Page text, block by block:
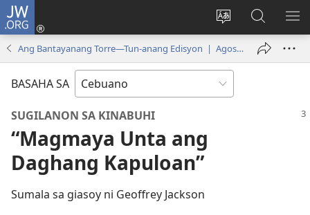
JW.ORG
Ilisi
pinulongan
sa
site
Log
(mo-
open
ug
Pangitaa
sa
JW.ORG
Ang Bantayanang Torre—Tun-anang Edisyon | Agosto 2015
BASAHA SA
SUGILANON SA KINABUHI
“Magmaya Unta ang
Daghang Kapuloan”
Sumala sa giasoy ni Geoffrey Jackson